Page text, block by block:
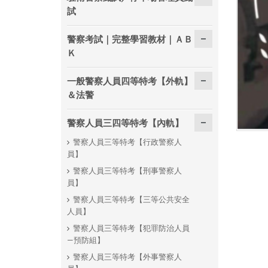
試
警察考試｜完整學習教材｜ＡＢ
Ｋ
一般警察人員四等特考【外軌】
＆法警
警察人員三四等特考【內軌】
警察人員三等特考【行政警察人
員】
警察人員三等特考【刑事警察人
員】
警察人員三等特考【三等公共安全
人員】
警察人員三等特考【犯罪防治人員
—預防組】
警察人員三等特考【外事警察人